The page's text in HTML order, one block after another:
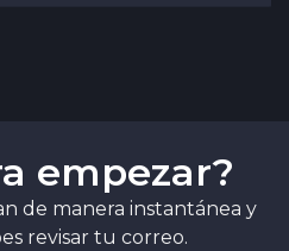
empezar?
de manera instantánea y
revisar tu correo.